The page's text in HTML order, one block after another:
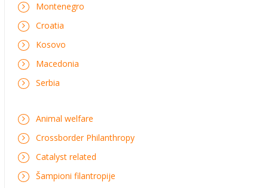
Montenegro
Croatia
Kosovo
Macedonia
Serbia
Animal welfare
Crossborder Philanthropy
Catalyst related
Šampioni filantropije